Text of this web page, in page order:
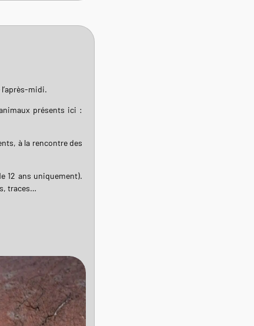
midi.
présents ici :
à la rencontre des
12 ans uniquement).
traces…